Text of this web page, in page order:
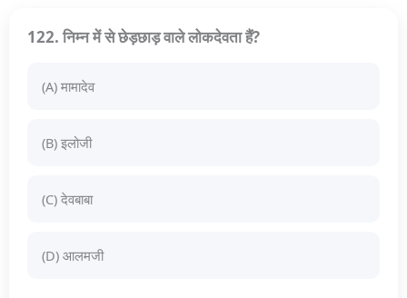
122. निम्न में से छेड़छाड़ वाले लोकदेवता हैं?
(A) मामादेव
(B) इलोजी
(C) देवबाबा
(D) आलमजी